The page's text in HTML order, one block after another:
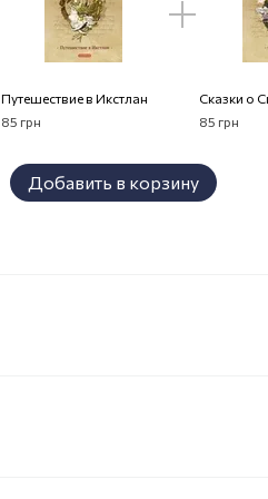
Путешествие в Икстлан
85 грн
Сказки о
85 грн
Добавить в корзину